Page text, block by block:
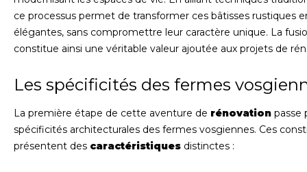
ce processus permet de transformer ces bâtisses rustiques
élégantes, sans compromettre leur caractère unique. La
constitue ainsi une véritable valeur ajoutée aux projets de
Les spécificités des fermes
La première étape de cette aventure de rénovation passe
spécificités architecturales des fermes vosgiennes. Ces
présentent des caractéristiques distinctes :